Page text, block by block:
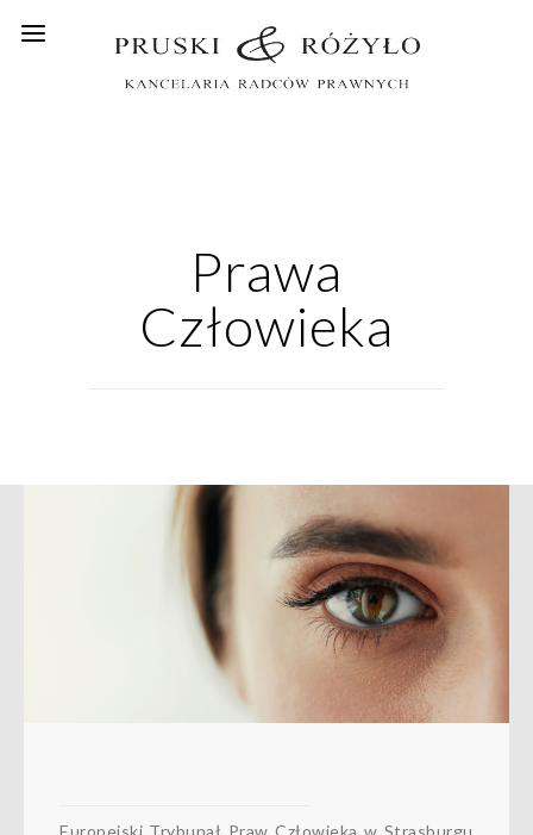
Prawa
Człowieka
Europejski Trybunał Praw Człowieka w Strasburgu